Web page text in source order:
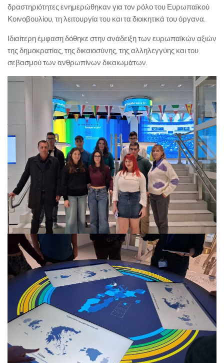
δραστηριότητες ενημερώθηκαν για τον ρόλο του Ευρωπαϊκού
Κοινοβουλίου, τη λειτουργία του και τα διοικητικά του όργανα.
Ιδιαίτερη έμφαση δόθηκε στην ανάδειξη των ευρωπαϊκών αξιών
της δημοκρατίας, της δικαιοσύνης, της αλληλεγγύης και του
σεβασμού των ανθρωπίνων δικαιωμάτων.